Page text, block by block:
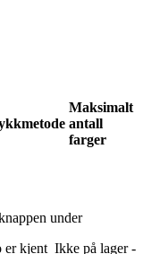
Maksimalt
antall
farger
under
er kjent Ikke på lager -